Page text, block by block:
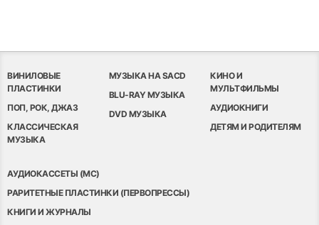
ВИНИЛОВЫЕ
ПЛАСТИНКИ
ПОП, РОК, ДЖАЗ
КЛАССИЧЕСКАЯ
МУЗЫКА
МУЗЫКА НА SACD
BLU-RAY МУЗЫКА
DVD МУЗЫКА
КИНО И
МУЛЬТФИЛЬМЫ
АУДИОКНИГИ
ДЕТЯМ И РОДИТЕЛЯМ
АУДИОКАССЕТЫ (MC)
РАРИТЕТНЫЕ ПЛАСТИНКИ (ПЕРВОПРЕССЫ)
КНИГИ И ЖУРНАЛЫ